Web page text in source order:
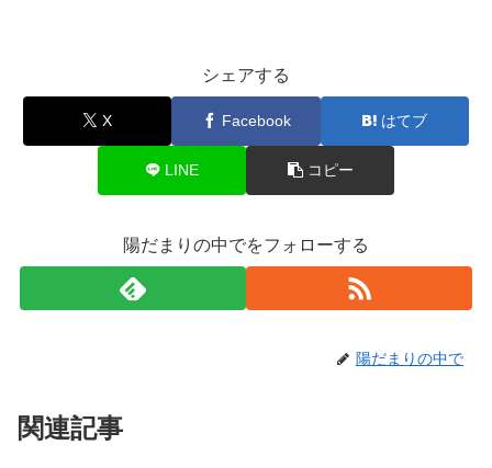
シェアする
X Facebook はてブ
LINE コピー
陽だまりの中でをフォローする
陽だまりの中で
関連記事